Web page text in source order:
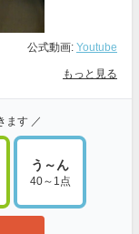
公式動画: Youtube
もっと見る
ます ／
う～ん
40～1点